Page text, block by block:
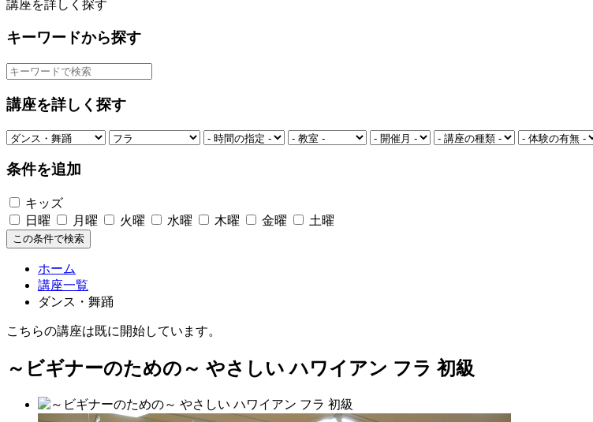
講座を詳しく探す
キーワードから探す
講座を詳しく探す
条件を追加
キッズ
日曜
月曜 火曜 水曜 木曜 金曜 土曜
この条件で検索
ホーム
講座一覧
ダンス・舞踊
こちらの講座は既に開始しています。
～ビギナーのための～ やさしい ハワイ